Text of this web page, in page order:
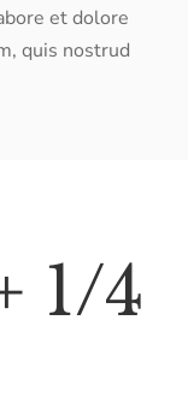
et dolore
quis nostrud
1/4